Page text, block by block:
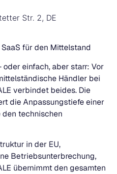
Str. 2, DE
für den Mittelstand
einfach, aber starr: Vor
Händler bei
verbindet beides. Die
die Anpassungstiefe einer
den technischen
in der EU,
Betriebsunterbrechung,
übernimmt den gesamten